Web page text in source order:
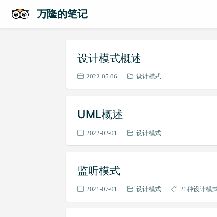
万隆的笔记
设计模式概述
2022-05-06 设计模式
UML概述
2022-02-01 设计模式
监听模式
2021-07-01 设计模式 23种设计模